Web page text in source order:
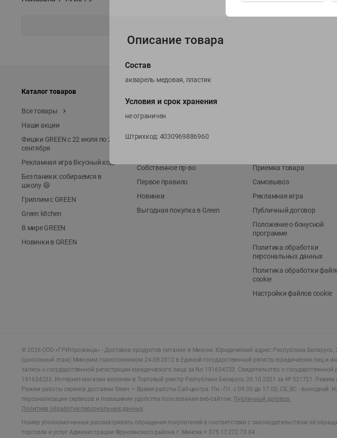
Каталог товаров
Все товары
Наши акции
Фишки GREEN с 22 июля по 22
сентября
Рекламная игра Вкусный код
Без паники: собираемся в
школу 😄
Гриллим с GREEN
Green kitchen
В мире GREEN
Новинки в GREEN
ЭКОлиния
Собственное пр-во
Первое правило
Новинки
Выгодная покупка в Green
Приемка товара
Самовывоз
Рекламная игра
Публичный договор
Положение о бонусной
программе
Политика обработки
персональных данных
Политика обработки
cookie
Настройки файлов cookie
© 2026 ООО «ГРИНрозница» - Доставка продуктов питания в Минске. Юридический адрес: Республика Беларусь,
(цокольный этаж) Минским горисполкомом 24.08.2012 в Единый государственный регистр юридических лиц и
запись о государственной регистрации юридического лица за No 191634233. Свидетельство о
191634233. Интернет-магазин включен в Торговый реестр Республики Беларусь 26.10.2021 за № 521721. Режим
Режим работы сервиса доставки Green — Время работы Call-центра: Пн.- Пт. с 09.00 до 17.00, СБ, ВС - выходной.
персонализации сервисов и повышения удобства пользования веб-сайтом. Публичный договор.
Политика обработки персональных данных
Номер уполномоченных рассматривать обращения покупателей в соответствии с законодательством об
торговли и услуг Администрации Фрунзенского района г. Минска + 375 17 272 73 84 .
Описание товара
Состав
акварель медовая, пластик
Условия и срок хранения
не ограничен
Штрихкод:4030969886960